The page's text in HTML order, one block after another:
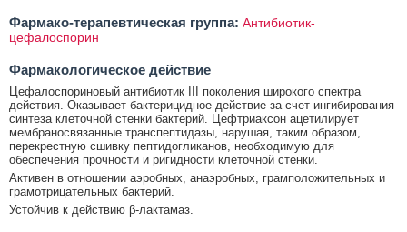
Фармако-терапевтическая группа: Антибиотик-
цефалоспорин
Фармакологическое действие
Цефалоспориновый антибиотик III поколения широкого спектра
действия. Оказывает бактерицидное действие за счет ингибирования
синтеза клеточной стенки бактерий. Цефтриаксон ацетилирует
мембраносвязанные транспептидазы, нарушая, таким образом,
перекрестную сшивку пептидогликанов, необходимую для
обеспечения прочности и ригидности клеточной стенки.
Активен в отношении аэробных, анаэробных, грамположительных и
грамотрицательных бактерий.
Устойчив к действию β-лактамаз.